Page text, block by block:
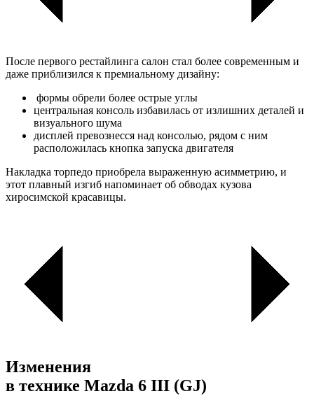
После первого рестайлинга салон стал более современным и
даже приблизился к премиальному дизайну:
формы обрели более острые углы
центральная консоль избавилась от излишних деталей и
визуального шума
дисплей превознесся над консолью, рядом с ним
расположилась кнопка запуска двигателя
Накладка торпедо приобрела выраженную асимметрию, и
этот плавный изгиб напоминает об обводах кузова
хиросимской красавицы.
Изменения
в технике Mazda 6 III (GJ)